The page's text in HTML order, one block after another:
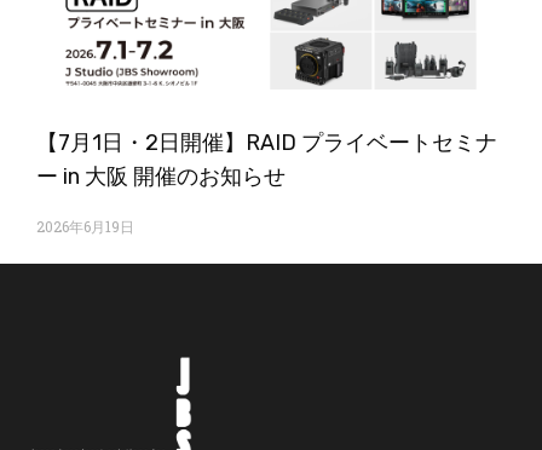
【7月1日・2日開催】RAID プライベートセミナ
ー in 大阪 開催のお知らせ
2026年6月19日